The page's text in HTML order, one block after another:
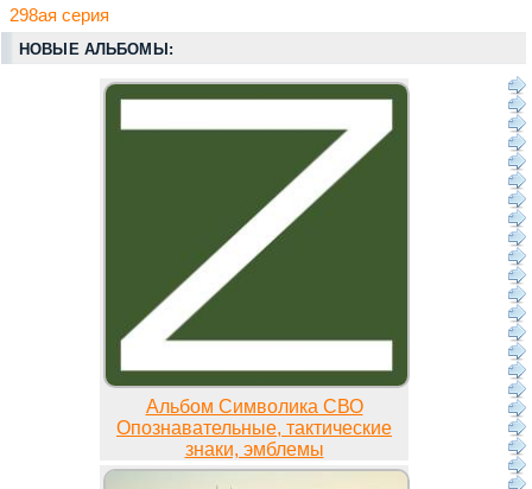
298ая серия
НОВЫЕ АЛЬБОМЫ:
Альбом Символика СВО
Опознавательные, тактические
знаки, эмблемы